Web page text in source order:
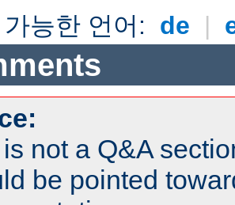
가능한 언어: de |
not a Q&A
be pointed